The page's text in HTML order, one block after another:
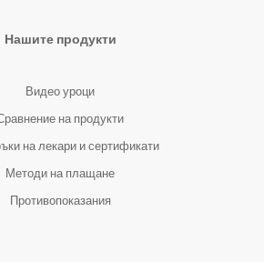
Нашите продукти
Видео уроци
на продукти
на лекари и сертификати
Методи на плащане
Противопоказания